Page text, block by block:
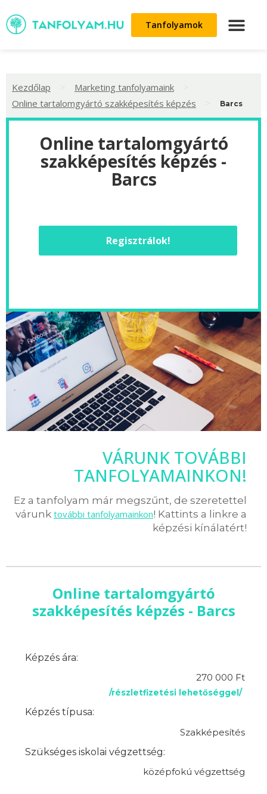
Tanfolyamok
Kezdőlap Marketing tanfolyamaink
Online tartalomgyártó szakképesítés képzés Barcs
Online tartalomgyártó
szakképesítés képzés -
Barcs
Regisztrálok!
VÁRUNK TOVÁBBI
TANFOLYAMAINKON!
Ez a tanfolyam már megszűnt, de szeretettel
várunk további tanfolyamainkon! Kattints a linkre a
képzési kínálatért!
Online tartalomgyártó
szakképesítés képzés - Barcs
Képzés ára:
270 000 Ft
/részletfizetési lehetőséggel/
Képzés típusa:
Szakképesítés
Szükséges iskolai végzettség:
középfokú végzettség